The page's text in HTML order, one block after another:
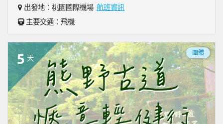
出發地：桃園國際機場 航班資訊
主要交通：飛機
5 天
團體